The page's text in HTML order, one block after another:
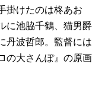
掛けたのは柊あお
に池脇千鶴、猫男爵
丹波哲郎。監督には
の大さんぽ』の原画